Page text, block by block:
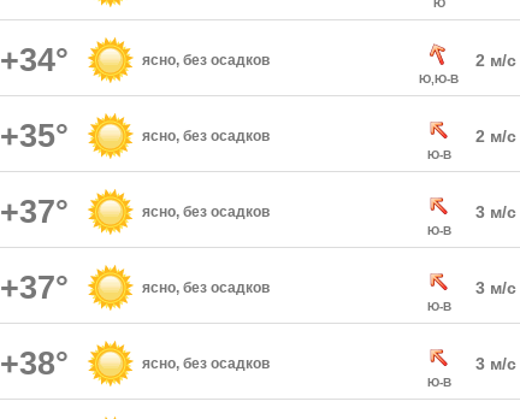
Ю
+34° ясно, без осадков
Ю,Ю-В
2 м/с
+35° ясно, без осадков
Ю-В
2 м/с
+37° ясно, без осадков
Ю-В
3 м/с
+37° ясно, без осадков
Ю-В
3 м/с
+38° ясно, без осадков
Ю-В
3 м/с